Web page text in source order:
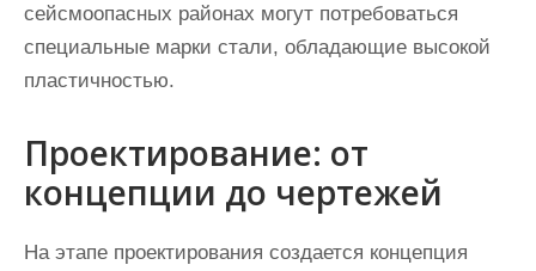
сейсмоопасных районах могут потребоваться
специальные марки стали, обладающие высокой
пластичностью.
Проектирование: от
концепции до чертежей
На этапе проектирования создается концепция